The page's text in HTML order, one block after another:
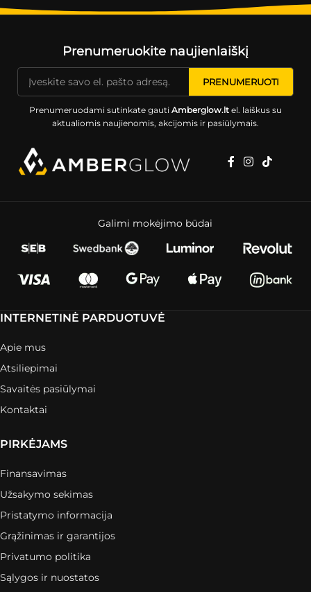
Prenumeruokite naujienlaiškį
Prenumeruodami sutinkate gauti Amberglow.ltel. laiškus su
aktualiomis naujienomis, akcijomis ir pasiūlymais.
Galimi mokėjimo būdai
INTERNETINĖ PARDUOTUVĖ
Apie mus
Atsiliepimai
Savaitės pasiūlymai
Kontaktai
PIRKĖJAMS
Finansavimas
Užsakymo sekimas
Pristatymo informacija
Grąžinimas ir garantijos
Privatumo politika
Sąlygos ir nuostatos